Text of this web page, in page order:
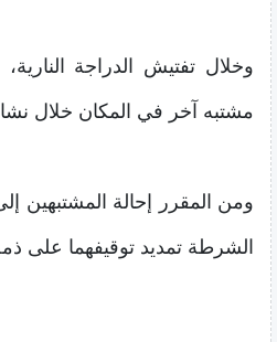
وخلال تفتيش الدراجة
مشتبه آخر في المكان خلال
ومن المقرر إحالة
الشرطة تمديد توقيفهما على